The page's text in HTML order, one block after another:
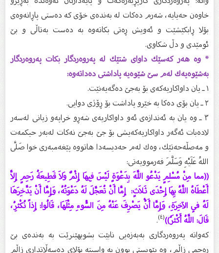
خاوەن حەیایە، شەرم دەكات لە بەندەی خۆی كە دەستی پاڕانەوەی
بۆلا ڕابكێشێت و ئەویش ڕەتی بكاتەوە بە دەست بەتاڵی و بێ‌
ئومێدی و دڵ شكاوی.
* وە هەر كەسێك داوای شتێك لە پەروەردگار بكات پەروەردگار
بەشێوەیەك لەم سێ‌ شێوەیە پاداشتی دەداتەوە:
٣ ـ وە یان بە ئەندازەی ئەو داواكاریەی شەڕو خراپەو زیانی لەسەر
لادەبات ئەگەر داواكاریەكەیشی بۆ جێ‌ بەجێ‌ نەكات لەبەر حیكمەت
و مەصڵەحەتێك، وەك لەم حەدیسەدا هاتووە پێغەمبەری خوا صَلَّى
اللهُ عَلَيْهِ وَسَلَّمَ فەرموویەتی:
((مما مِنْ مُسْلِمٍ يَدْعُو اللَّهَ بِدَعْوَةٍ لَيْسَ فِيهَا إِثْمٌ وَلاَ قَطِيعَةُ رَحِمٍ إِلاَّ
أَعْطَاهُ اللَّهُ بِهَا إِحْدَى ثَلاَثٍ: إِمَّا أَنْ تُعَجَّلَ لَهُ دَعْوَتُهُ، وَإِمَّا أَنْ يَدَّخِرَهَا
لَهُ فِي الآخِرَةِ، وَإِمَّا أَنُْ يَصْرِفَ عَنْهُ مِنَ السُّوءِ مِثْلَهَا، قَالُوا: إِذاً نُكْثِرُ،
قَالَ: اللَّهُ أَكْثَرُ))(٤) .
كەواتە پەروەردگاری بەبەزەیی نابێت بشوبهێنرێت بە بەندەی بێ‌
ڕەحمی زاڵم، وە پێویستی بوون بە واسیتە بۆلای دەسەڵاتداری زاڵم